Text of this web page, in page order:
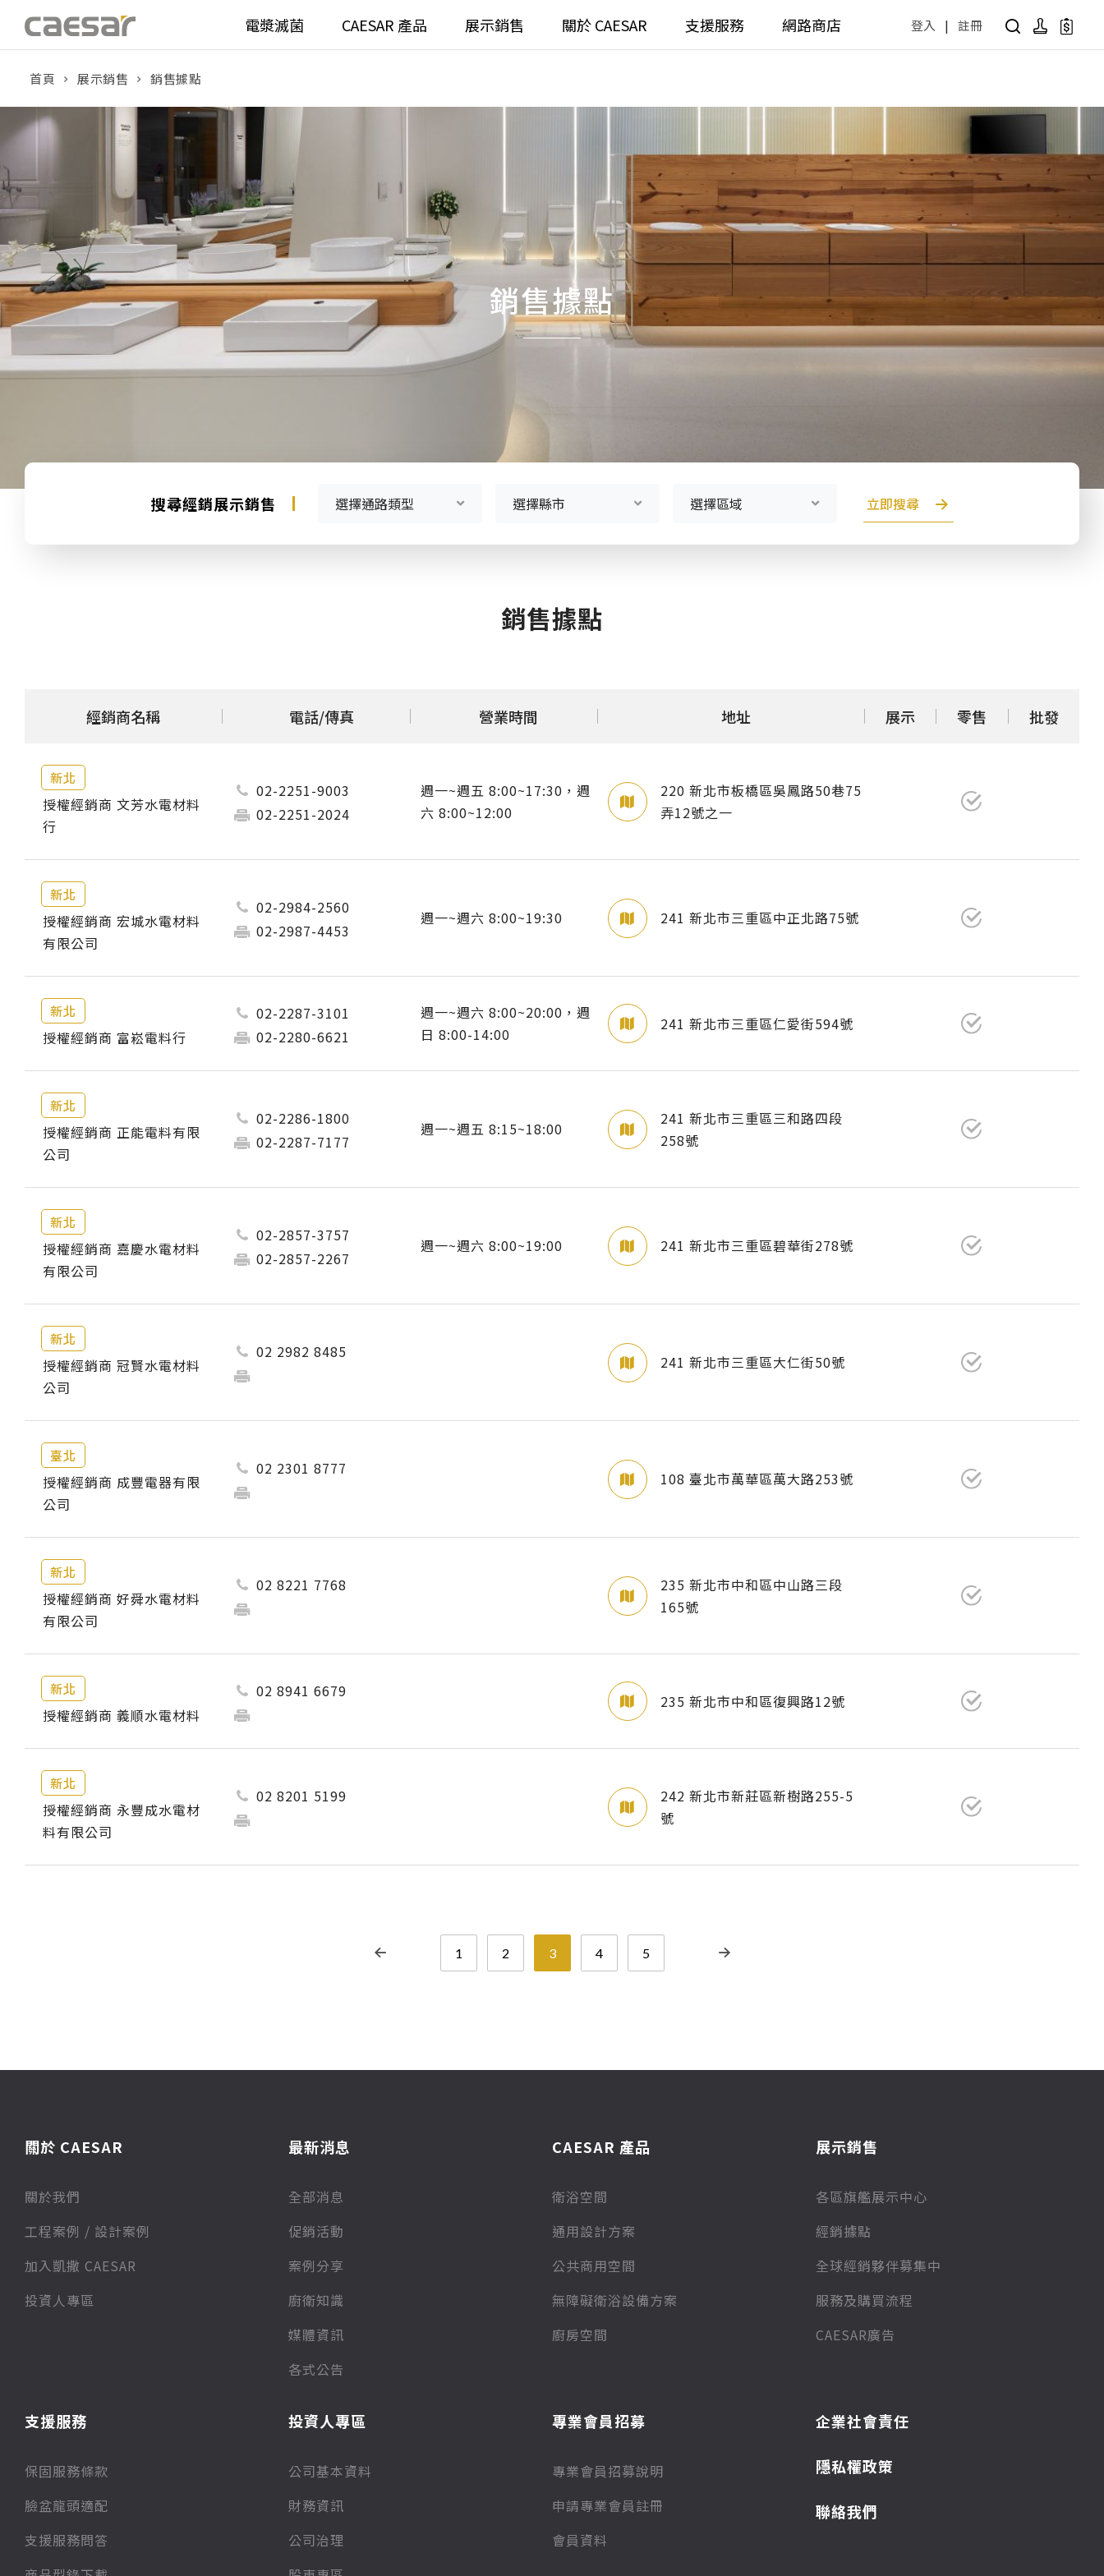
電漿滅菌 CAESAR 產品
溫水洗淨便座
機能電器
鏡櫃 / 鏡面
浴室配件
整體浴室
面盆 / 感應龍頭 / 拖布盆
便斗 / 馬桶 / 蹲便
展示銷售 關於 CAESAR 支援服務 網路商店 登入 | 註冊
產品分類
販賣中商品 已下架商品
搜尋產品
販賣中商品 已下架商品
搜尋產品
首頁 展示銷售 銷售據點
銷售據點
搜尋經銷展示銷售 選擇通路類型 選擇縣市 選擇區域 立即搜尋
銷售據點
經銷商名稱 電話/傳真 營業時間 地址 展示 零售 批發
新北
授權經銷商 文芳水電材料
行
02-2251-9003
02-2251-2024
週一~週五 8:00~17:30，週
六 8:00~12:00
220 新北市板橋區吳鳳路50巷75
弄12號之一
新北
授權經銷商 宏城水電材料
有限公司
02-2984-2560
02-2987-4453
週一~週六 8:00~19:30 241 新北市三重區中正北路75號
新北
授權經銷商 富崧電料行
02-2287-3101
02-2280-6621
週一~週六 8:00~20:00，週
日 8:00-14:00
241 新北市三重區仁愛街594號
新北
授權經銷商 正能電料有限
公司
02-2286-1800
02-2287-7177
週一~週五 8:15~18:00
241 新北市三重區三和路四段
258號
新北
授權經銷商 嘉慶水電材料
有限公司
02-2857-3757
02-2857-2267
週一~週六 8:00~19:00 241 新北市三重區碧華街278號
新北
授權經銷商 冠賢水電材料
公司
02 2982 8485
241 新北市三重區大仁街50號
臺北
授權經銷商 成豐電器有限
公司
02 2301 8777
108 臺北市萬華區萬大路253號
新北
授權經銷商 好舜水電材料
有限公司
02 8221 7768
235 新北市中和區中山路三段
165號
新北
授權經銷商 義順水電材料
02 8941 6679
235 新北市中和區復興路12號
新北
授權經銷商 永豐成水電材
料有限公司
02 8201 5199
242 新北市新莊區新樹路255-5
號
1 2 3 4 5
關於 CAESAR
關於我們
⼯程案例 / 設計案例
加入凱撒 CAESAR
投資人專區
最新消息
全部消息
促銷活動
案例分享
廚衛知識
媒體資訊
各式公告
CAESAR 產品
衛浴空間
通用設計方案
公共商用空間
無障礙衛浴設備方案
廚房空間
展示銷售
各區旗艦展示中心
經銷據點
全球經銷夥伴募集中
服務及購買流程
CAESAR廣告
支援服務
保固服務條款
臉盆龍頭適配
支援服務問答
投資人專區
公司基本資料
財務資訊
公司治理
專業會員招募
專業會員招募說明
申請專業會員註冊
會員資料
企業社會責任
隱私權政策
聯絡我們